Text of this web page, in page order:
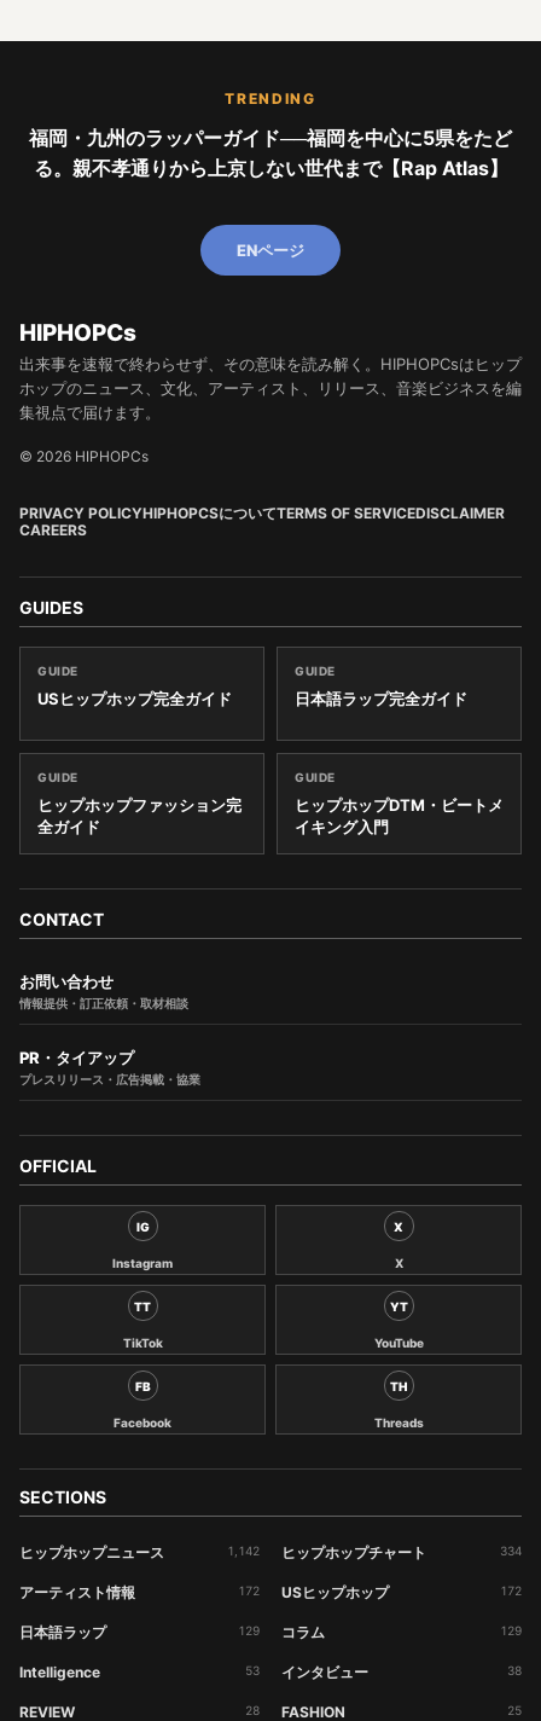
TRENDING
福岡・九州のラッパーガイド──福岡を中心に5県をたど
る。親不孝通りから上京しない世代まで【Rap Atlas】
ENページ
HIPHOPCs
出来事を速報で終わらせず、その意味を読み解く。HIPHOPCsはヒップ
ホップのニュース、文化、アーティスト、リリース、音楽ビジネスを編
集視点で届けます。
© 2026 HIPHOPCs
PRIVACY POLICYHIPHOPCSについてTERMS OF SERVICEDISCLAIMER
CAREERS
GUIDES
GUIDE
USヒップホップ完全ガイド
GUIDE
日本語ラップ完全ガイド
GUIDE
ヒップホップファッション完
全ガイド
GUIDE
ヒップホップDTM・ビートメ
イキング入門
CONTACT
お問い合わせ
情報提供・訂正依頼・取材相談
PR・タイアップ
プレスリリース・広告掲載・協業
OFFICIAL
IG
Instagram
X
X
TT
TikTok
YT
YouTube
FB
Facebook
TH
Threads
SECTIONS
ヒップホップニュース 1,142 ヒップホップチャート 334
アーティスト情報 172 USヒップホップ 172
日本語ラップ 129 コラム 129
Intelligence 53 インタビュー 38
REVIEW 28 FASHION 25